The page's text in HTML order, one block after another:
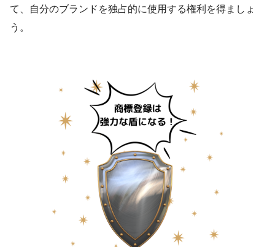
て、自分のブランドを独占的に使用する権利を得ましょ
う。